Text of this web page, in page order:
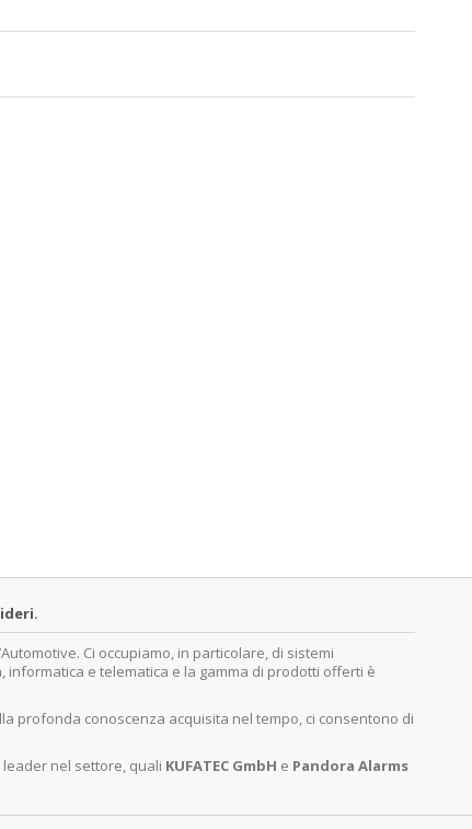
Ci occupiamo, in particolare, di sistemi
e telematica e la gamma di prodotti offerti è
profonda conoscenza acquisita nel tempo, ci consentono di
nel settore, quali KUFATEC GmbH e Pandora Alarms